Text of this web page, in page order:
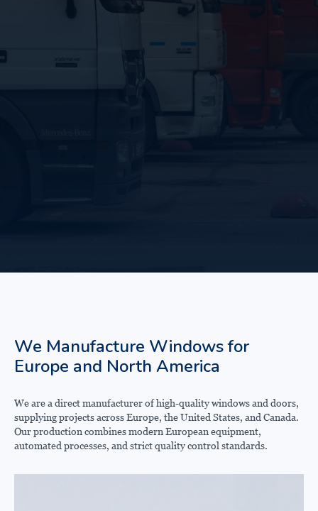
We Manufacture Windows for
Europe and North America
We are a direct manufacturer of high-quality windows and doors,
supplying projects across Europe, the United States, and Canada.
Our production combines modern European equipment,
automated processes, and strict quality control standards.